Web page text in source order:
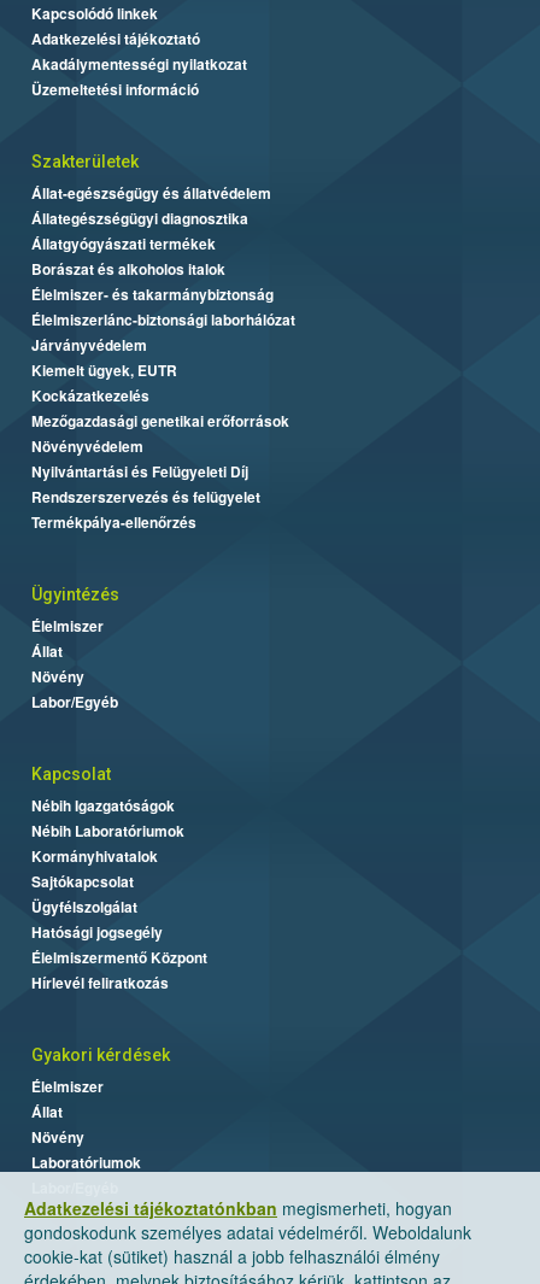
Adatkezelési tájékoztatónkban megismerheti, hogyan
gondoskodunk személyes adatai védelméről. Weboldalunk
cookie-kat (sütiket) használ a jobb felhasználói élmény
Kapcsolódó linkek
Adatkezelési tájékoztató
Akadálymentességi nyilatkozat
Üzemeltetési információ
Szakterületek
Állat-egészségügy és állatvédelem
Állategészségügyi diagnosztika
Állatgyógyászati termékek
Borászat és alkoholos italok
Élelmiszer- és takarmánybiztonság
Élelmiszerlánc-biztonsági laborhálózat
Járványvédelem
Kiemelt ügyek, EUTR
Kockázatkezelés
Mezőgazdasági genetikai erőforrások
Növényvédelem
Nyilvántartási és Felügyeleti Díj
Rendszerszervezés és felügyelet
Termékpálya-ellenőrzés
Ügyintézés
Élelmiszer
Állat
Növény
Labor/Egyéb
Kapcsolat
Nébih Igazgatóságok
Nébih Laboratóriumok
Kormányhivatalok
Sajtókapcsolat
Ügyfélszolgálat
Hatósági jogsegély
Élelmiszermentő Központ
Hírlevél feliratkozás
Gyakori kérdések
Élelmiszer
Állat
Növény
Laboratóriumok